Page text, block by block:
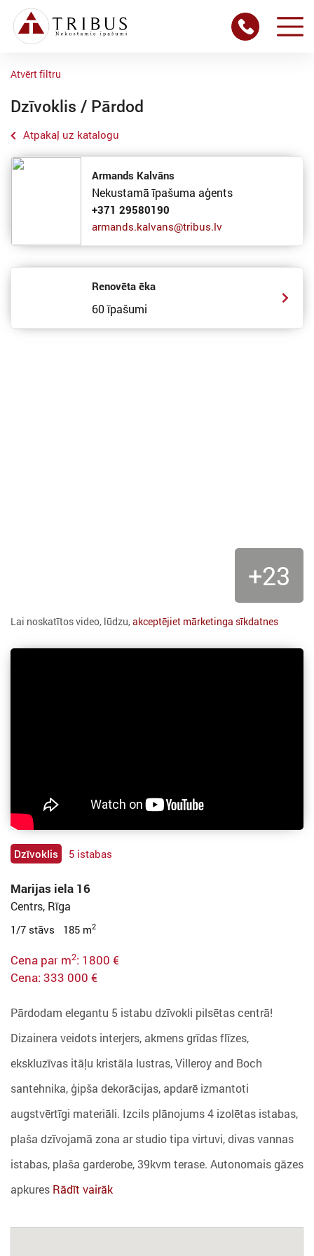
Atvērt filtru
Dzīvoklis / Pārdod
Atpakaļ uz katalogu
Armands Kalvāns
Nekustamā īpašuma aģents
+371 29580190
armands.kalvans@tribus.lv
Renovēta ēka
60 īpašumi
+23
Lai noskatītos video, lūdzu,akceptējiet mārketinga sīkdatnes
Dzīvoklis 5 istabas
Marijas iela 16
Centrs, Rīga
1/7 stāvs 185 m2
Cena par m2: 1800 €
Cena: 333 000 €
Pārdodam elegantu 5 istabu dzīvokli pilsētas centrā!
Dizainera veidots interjers, akmens grīdas flīzes,
ekskluzīvas itāļu kristāla lustras, Villeroy and Boch
santehnika, ģipša dekorācijas, apdarē izmantoti
augstvērtīgi materiāli. Izcils plānojums 4 izolētas istabas,
plaša dzīvojamā zona ar studio tipa virtuvi, divas vannas
istabas, plaša garderobe, 39kvm terase. Autonomais gāzes
apkures Rādīt vairāk